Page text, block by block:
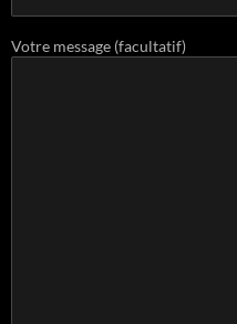
Votre message (facultatif)